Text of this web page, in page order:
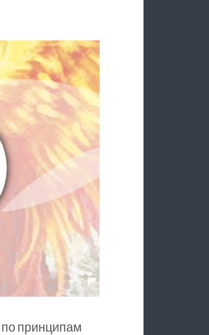
принципам